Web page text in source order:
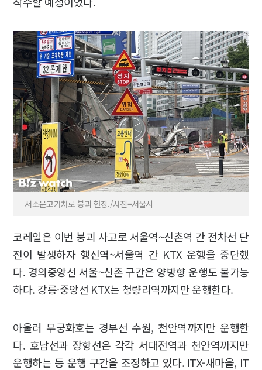
서소문고가차로 붕괴 현장./사진=서울시
코레일은 이번 붕괴 사고로 서울역~신촌역 간 전차선 단
전이 발생하자 행신역~서울역 간 KTX 운행을 중단했
다. 경의중앙선 서울~신촌 구간은 양방향 운행도 불가능
하다. 강릉·중앙선 KTX는 청량리역까지만 운행한다.
아울러 무궁화호는 경부선 수원, 천안역까지만 운행한
다. 호남선과 장항선은 각각 서대전역과 천안역까지만
운행하는 등 운행 구간을 조정하고 있다. ITX-새마을, IT